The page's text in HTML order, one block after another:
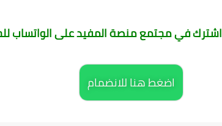
اشترك في مجتمع منصة المفيد على الواتساب
اضغط هنا للانضمام